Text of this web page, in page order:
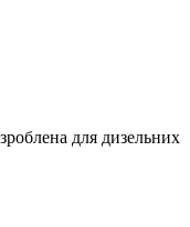
для дизельних